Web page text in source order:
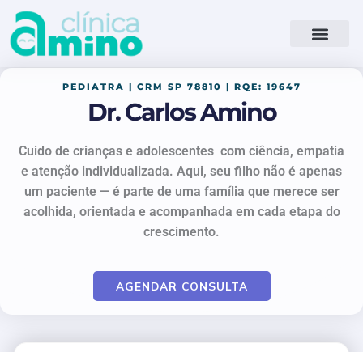
para
conteúdo
PEDIATRA | CRM SP 78810 | RQE: 19647
Dr. Carlos Amino
Cuido de crianças e adolescentes com ciência, empatia
e atenção individualizada. Aqui, seu filho não é apenas
um paciente — é parte de uma família que merece ser
acolhida, orientada e acompanhada em cada etapa do
crescimento.
AGENDAR CONSULTA